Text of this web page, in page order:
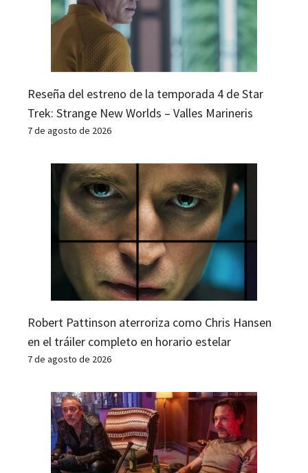
Reseña del estreno de la temporada 4 de Star
Trek: Strange New Worlds – Valles Marineris
7 de agosto de 2026
Robert Pattinson aterroriza como Chris Hansen
en el tráiler completo en horario estelar
7 de agosto de 2026